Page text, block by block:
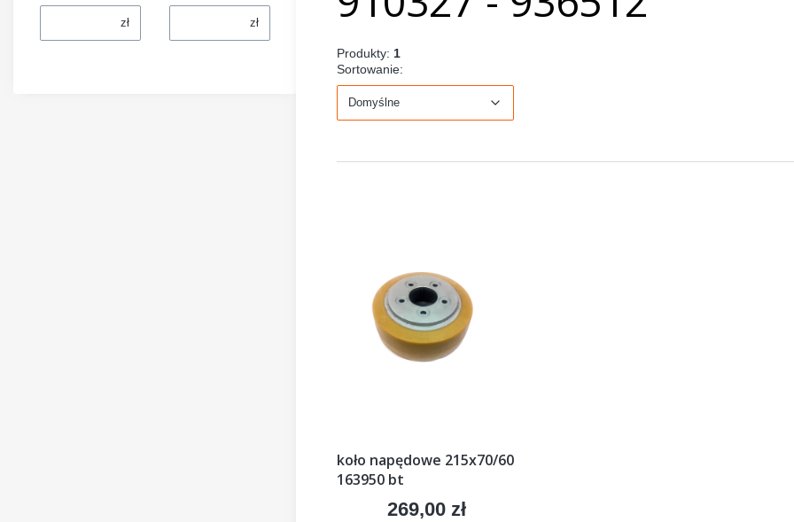
zł zł
Produkty: 1
Sortowanie:
Domyślne
koło napędowe 215x70/60
163950 bt
Cena
269,00 zł